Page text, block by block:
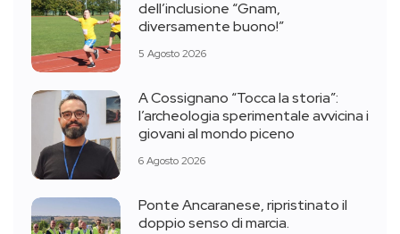
dell’inclusione “Gnam,
diversamente buono!”
5 Agosto 2026
A Cossignano “Tocca la storia”:
l’archeologia sperimentale avvicina i
giovani al mondo piceno
6 Agosto 2026
Ponte Ancaranese, ripristinato il
doppio senso di marcia.